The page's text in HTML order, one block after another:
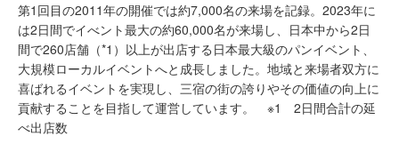
第1回目の2011年の開催では約7,000名の来場を記録。2023年に
は2日間でイべント最大の約60,000名が来場し、日本中から2日
間で260店舗（*1）以上が出店する日本最大級のパンイベント、
大規模ローカルイベントへと成長しました。地域と来場者双方に
喜ばれるイベントを実現し、三宿の街の誇りやその価値の向上に
貢献することを目指して運営しています。 ※1 2日間合計の延
べ出店数